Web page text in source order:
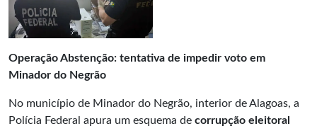
Operação Abstenção: tentativa de impedir voto em
Minador do Negrão
No município de Minador do Negrão, interior de Alagoas, a
Polícia Federal apura um esquema de corrupção eleitoral